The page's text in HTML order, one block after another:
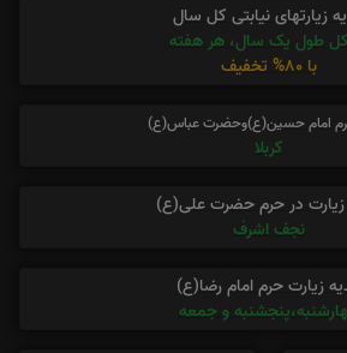
زیارتهای نیابتی کل سال
طول یک سال، هر هفته
با 80% تخفیف
امام حسین(ع)وحضرت عباس(ع)
کربلا
در حرم حضرت علی(ع)
نجف اشرف
زیارت حرم امام رضا(ع)
و جمعه